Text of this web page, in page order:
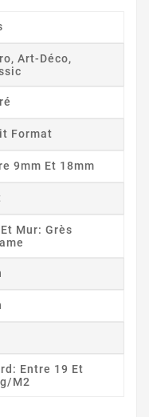
Art-Déco,
Format
9mm Et 18mm
Mur: Grès
Entre 19 Et
m2